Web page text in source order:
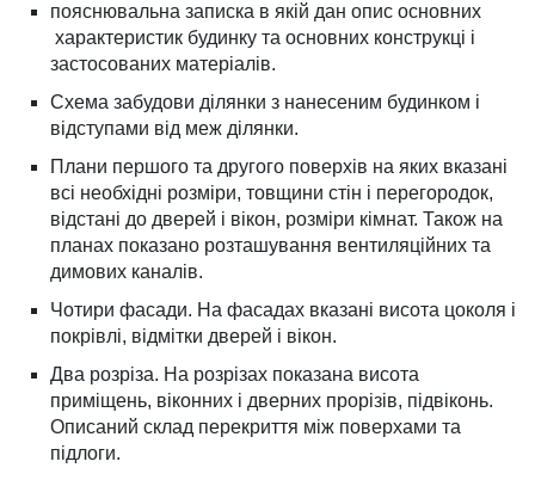
пояснювальна записка в якій дан опис основних
характеристик будинку та основних конструкці і
застосованих матеріалів.
Схема забудови ділянки з нанесеним будинком і
відступами від меж ділянки.
Плани першого та другого поверхів на яких вказані
всі необхідні розміри, товщини стін і перегородок,
відстані до дверей і вікон, розміри кімнат. Також на
планах показано розташування вентиляційних та
димових каналів.
Чотири фасади. На фасадах вказані висота цоколя і
покрівлі, відмітки дверей і вікон.
Два розріза. На розрізах показана висота
приміщень, віконних і дверних прорізів, підвіконь.
Описаний склад перекриття між поверхами та
підлоги.